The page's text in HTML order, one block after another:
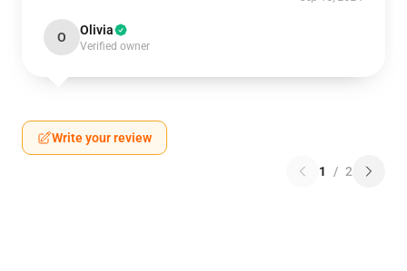
O Olivia
Verified owner
Write your review
1 / 2